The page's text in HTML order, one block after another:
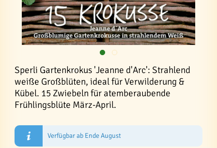
Sperli Gartenkrokus 'Jeanne d'Arc': Strahlend
weiße Großblüten, ideal für Verwilderung &
Kübel. 15 Zwiebeln für atemberaubende
Frühlingsblüte März-April.
Verfügbar ab Ende August